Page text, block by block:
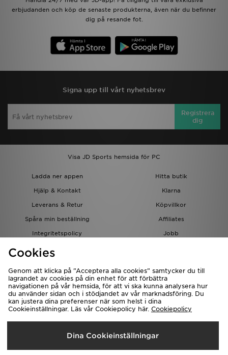
erbjudanden och köp de senaste produkterna, även när du befinner
dig på resande fot.
Signa upp till vårt nyhetsbrev
Registrera
dig
Visa JD Sports hemsida för PC
Ladda ner appen
Hitta butik
Hjälp & Kontakt
Klarna
Leverans & Retur
Köpvillkor
Spåra min beställning
Affiliates
Integritetspolicy
Jobb
JD-bloggen
Levererar Till
Sverige
Cookies
Genom att klicka på ”Acceptera alla cookies” samtycker du till
lagrandet av cookies på din enhet för att förbättra
navigationen på vår hemsida, för att vi ska kunna analysera hur
du använder sidan och i stödjandet av vår marknadsföring. Du
kan justera dina preferenser när som helst i dina
Cookieinställningar. Läs vår Cookiepolicy här. Cookiepolicy
Dina Cookieinställningar